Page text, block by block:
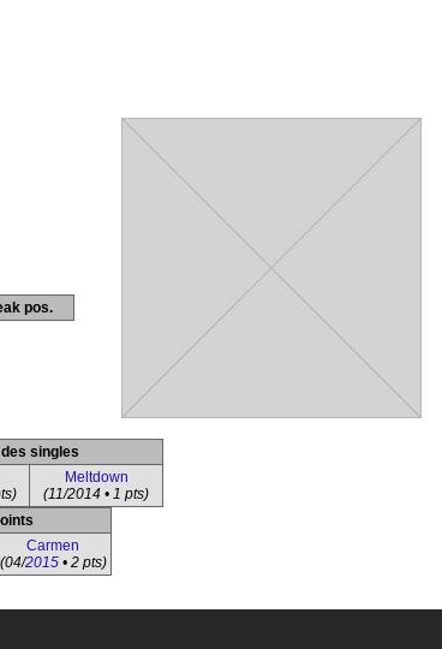
pos.
singles
Meltdown
(11/2014 • 1 pts)
Carmen
(04/2015• 2 pts)